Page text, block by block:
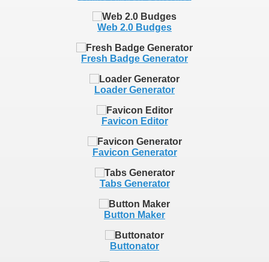
Web 2.0 Budges
Fresh Badge Generator
Loader Generator
Favicon Editor
Favicon Generator
Tabs Generator
Button Maker
Buttonator